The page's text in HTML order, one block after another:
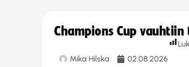
Champions Cup
Mika Hilska 02.08.2026